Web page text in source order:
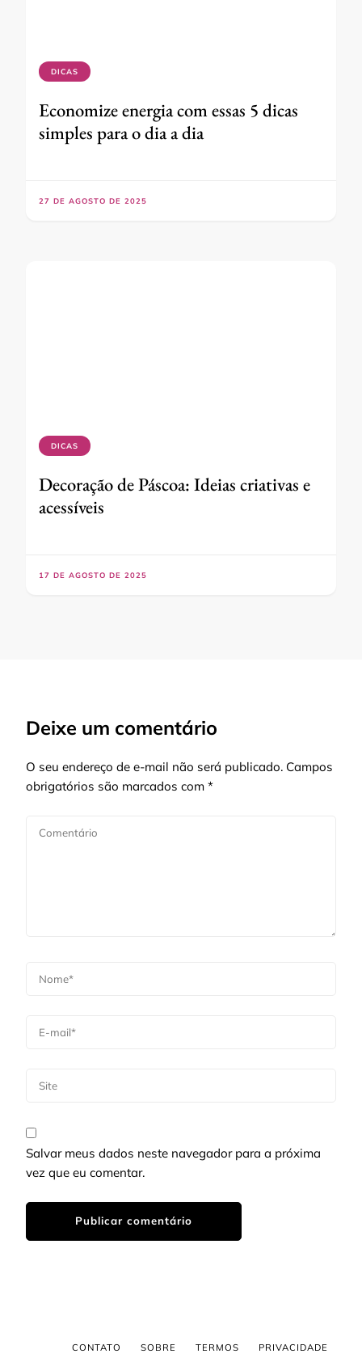
DICAS
Economize energia com essas 5 dicas
simples para o dia a dia
27 DE AGOSTO DE 2025
DICAS
Decoração de Páscoa: Ideias criativas e
acessíveis
17 DE AGOSTO DE 2025
Deixe um comentário
O seu endereço de e-mail não será publicado. Campos
obrigatórios são marcados com *
Salvar meus dados neste navegador para a próxima
vez que eu comentar.
CONTATO SOBRE TERMOS PRIVACIDADE